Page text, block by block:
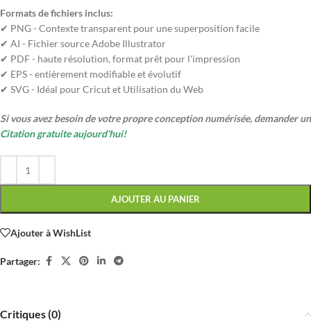
Formats de fichiers inclus:
✔ PNG - Contexte transparent pour une superposition facile
✔ AI - Fichier source Adobe Illustrator
✔ PDF - haute résolution, format prêt pour l'impression
✔ EPS - entièrement modifiable et évolutif
✔ SVG - Idéal pour Cricut et Utilisation du Web
Si vous avez besoin de votre propre conception numérisée, demander un
Citation gratuite aujourd'hui!
AJOUTER AU PANIER
Ajouter à WishList
Partager:
Critiques (0)